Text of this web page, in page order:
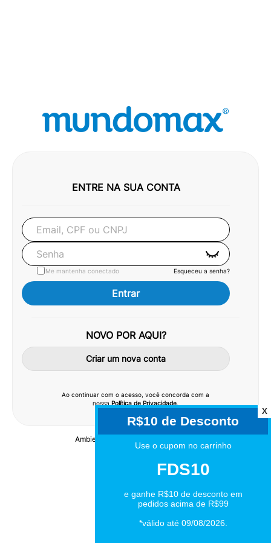
ENTRE NA SUA CONTA
Email, CPF ou CNPJ
Senha
Me mantenha conectado Esqueceu a senha?
Entrar
NOVO POR AQUI?
Criar um nova conta
Ao continuar com o acesso, você concorda com a
nossa Política de Privacidade.
Ambiente seguro
X